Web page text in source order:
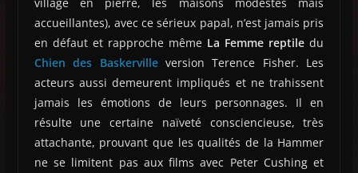
accueillantes), avec ce sérieux papal, n’est jamais pris
en défaut et rapproche même La Femme reptile du
Chien des Baskervilleversion Terence Fisher. Les
acteurs aussi demeurent impliqués et ne trahissent
jamais les émotions de leurs personnages. Il en
résulte une certaine naïveté consciencieuse, très
attachante, prouvant que les qualités de la Hammer
ne se limitent pas aux films avec Peter Cushing et